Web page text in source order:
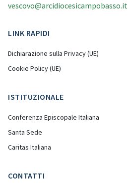
vescovo@arcidiocesicampobasso.it
LINK RAPIDI
Dichiarazione sulla Privacy (UE)
Cookie Policy (UE)
ISTITUZIONALE
Conferenza Episcopale Italiana
Santa Sede
Caritas Italiana
CONTATTI